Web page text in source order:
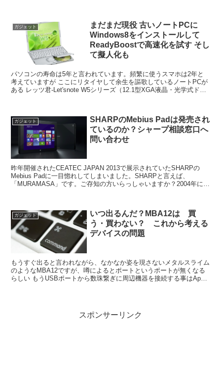
ガジェット
まだまだ現役 古いノートPCに
Windows8をインストールして
ReadyBoostで高速化を試す そし
て擬人化も
パソコンの寿命は5年と言われています。頻繁に使うスマホは2年と
考えていますが ここにリタイヤして余生を謳歌しているノートPCが
ある レッツ君-Let'snote W5シリーズ（12.1型XGA液晶・光学式ドラ
ガジェット
SHARPのMebius Padは発売され
ているのか？シャープ相談窓口へ
問い合わせ
昨年開催されたCEATEC JAPAN 2013で展示されていたSHARPの
Mebius Padに一目惚れしてしまいました。SHARPと言えば、
「MURAMASA」です。ご存知の方いらっしゃいますか？2004年に発
ガジェット
いつ出るんだ？MBA12は 買
う・買わない？ これから考える
デバイスの問題
もうすぐ出ると言われながら、なかなか姿を現さないメタルスライム
のようなMBA12ですが、噂によるとポートというポートが無くなる
らしい もうUSBポートから数珠繋ぎに周辺機器を接続する事はApple
スポンサーリンク